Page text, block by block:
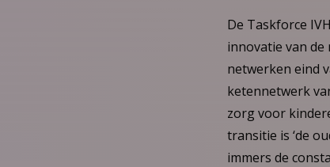
De Taskforce
innovatie van
netwerken eind
ketennetwerk
zorg voor
transitie is ‘de
immers de